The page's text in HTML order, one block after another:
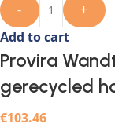
-
+
Add to cart
Provira
gerecycled
€103.46